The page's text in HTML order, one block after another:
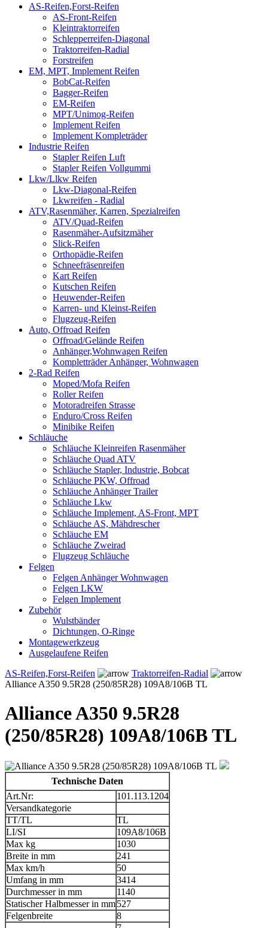
AS-Reifen,Forst-Reifen
AS-Front-Reifen
Kleintraktorreifen
Schlepperreifen-Diagonal
Traktorreifen-Radial
Forstreifen
EM, MPT, Implement Reifen
BobCat-Reifen
Bagger-Reifen
EM-Reifen
MPT/Unimog-Reifen
Implement Reifen
Implement Kompleträder
Industrie Reifen
Stapler Reifen Luft
Stapler Reifen Vollgummi
Lkw/Llkw Reifen
Lkw-Diagonal-Reifen
Lkwreifen - Radial
ATV,Rasenmäher, Karren, Spezialreifen
ATV/Quad-Reifen
Rasenmäher-Aufsitzmäher
Slick-Reifen
Orthopädie-Reifen
Schneefräsenreifen
Kart Reifen
Kutschen Reifen
Heuwender-Reifen
Karren- und Kleinst-Reifen
Flugzeug-Reifen
Auto, Offroad Reifen
Offroad/Gelände Reifen
Anhänger,Wohnwagen Reifen
Kompletträder Anhänger, Wohnwagen
2-Rad Reifen
Moped/Mofa Reifen
Roller Reifen
Motoradreifen Strasse
Enduro/Cross Reifen
Minibike Reifen
Schläuche
Schläuche Kleinreifen Rasenmäher
Schläuche Quad ATV
Schläuche Stapler, Industrie, Bobcat
Schläuche PKW, Offroad
Schläuche Anhänger Trailer
Schläuche Lkw
Schläuche Implement, AS-Front, MPT
Schläuche AS, Mähdrescher
Schläuche EM
Schläuche Zweirad
Flugzeug Schläuche
Felgen
Felgen Anhänger Wohnwagen
Felgen LKW
Felgen Implement
Zubehör
Wulstbänder
Dichtungen, O-Ringe
Montagewerkzeug
Ausgelaufene Reifen
AS-Reifen,Forst-Reifen
Traktorreifen-Radial
Alliance A350 9.5R28 (250/85R28) 109A8/106B TL
Alliance A350 9.5R28
(250/85R28) 109A8/106B TL
Technische Daten
Art.Nr:
101.113.1204
Versandkategorie
TT/TL
TL
LI/SI
109A8/106B
Max kg
1030
Breite in mm
241
Max km/h
50
Umfang in mm
3414
Durchmesser in mm
1140
Statischer Halbmesser in mm527
Felgenbreite
8